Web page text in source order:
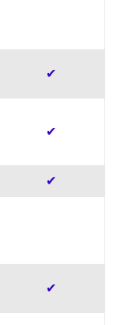
✔
✔
✔
✔